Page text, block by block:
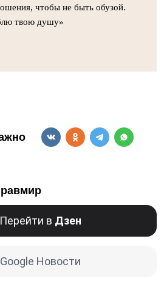
чтобы не быть обузой.
твою душу»
Перейти в Дзен
Google Новости